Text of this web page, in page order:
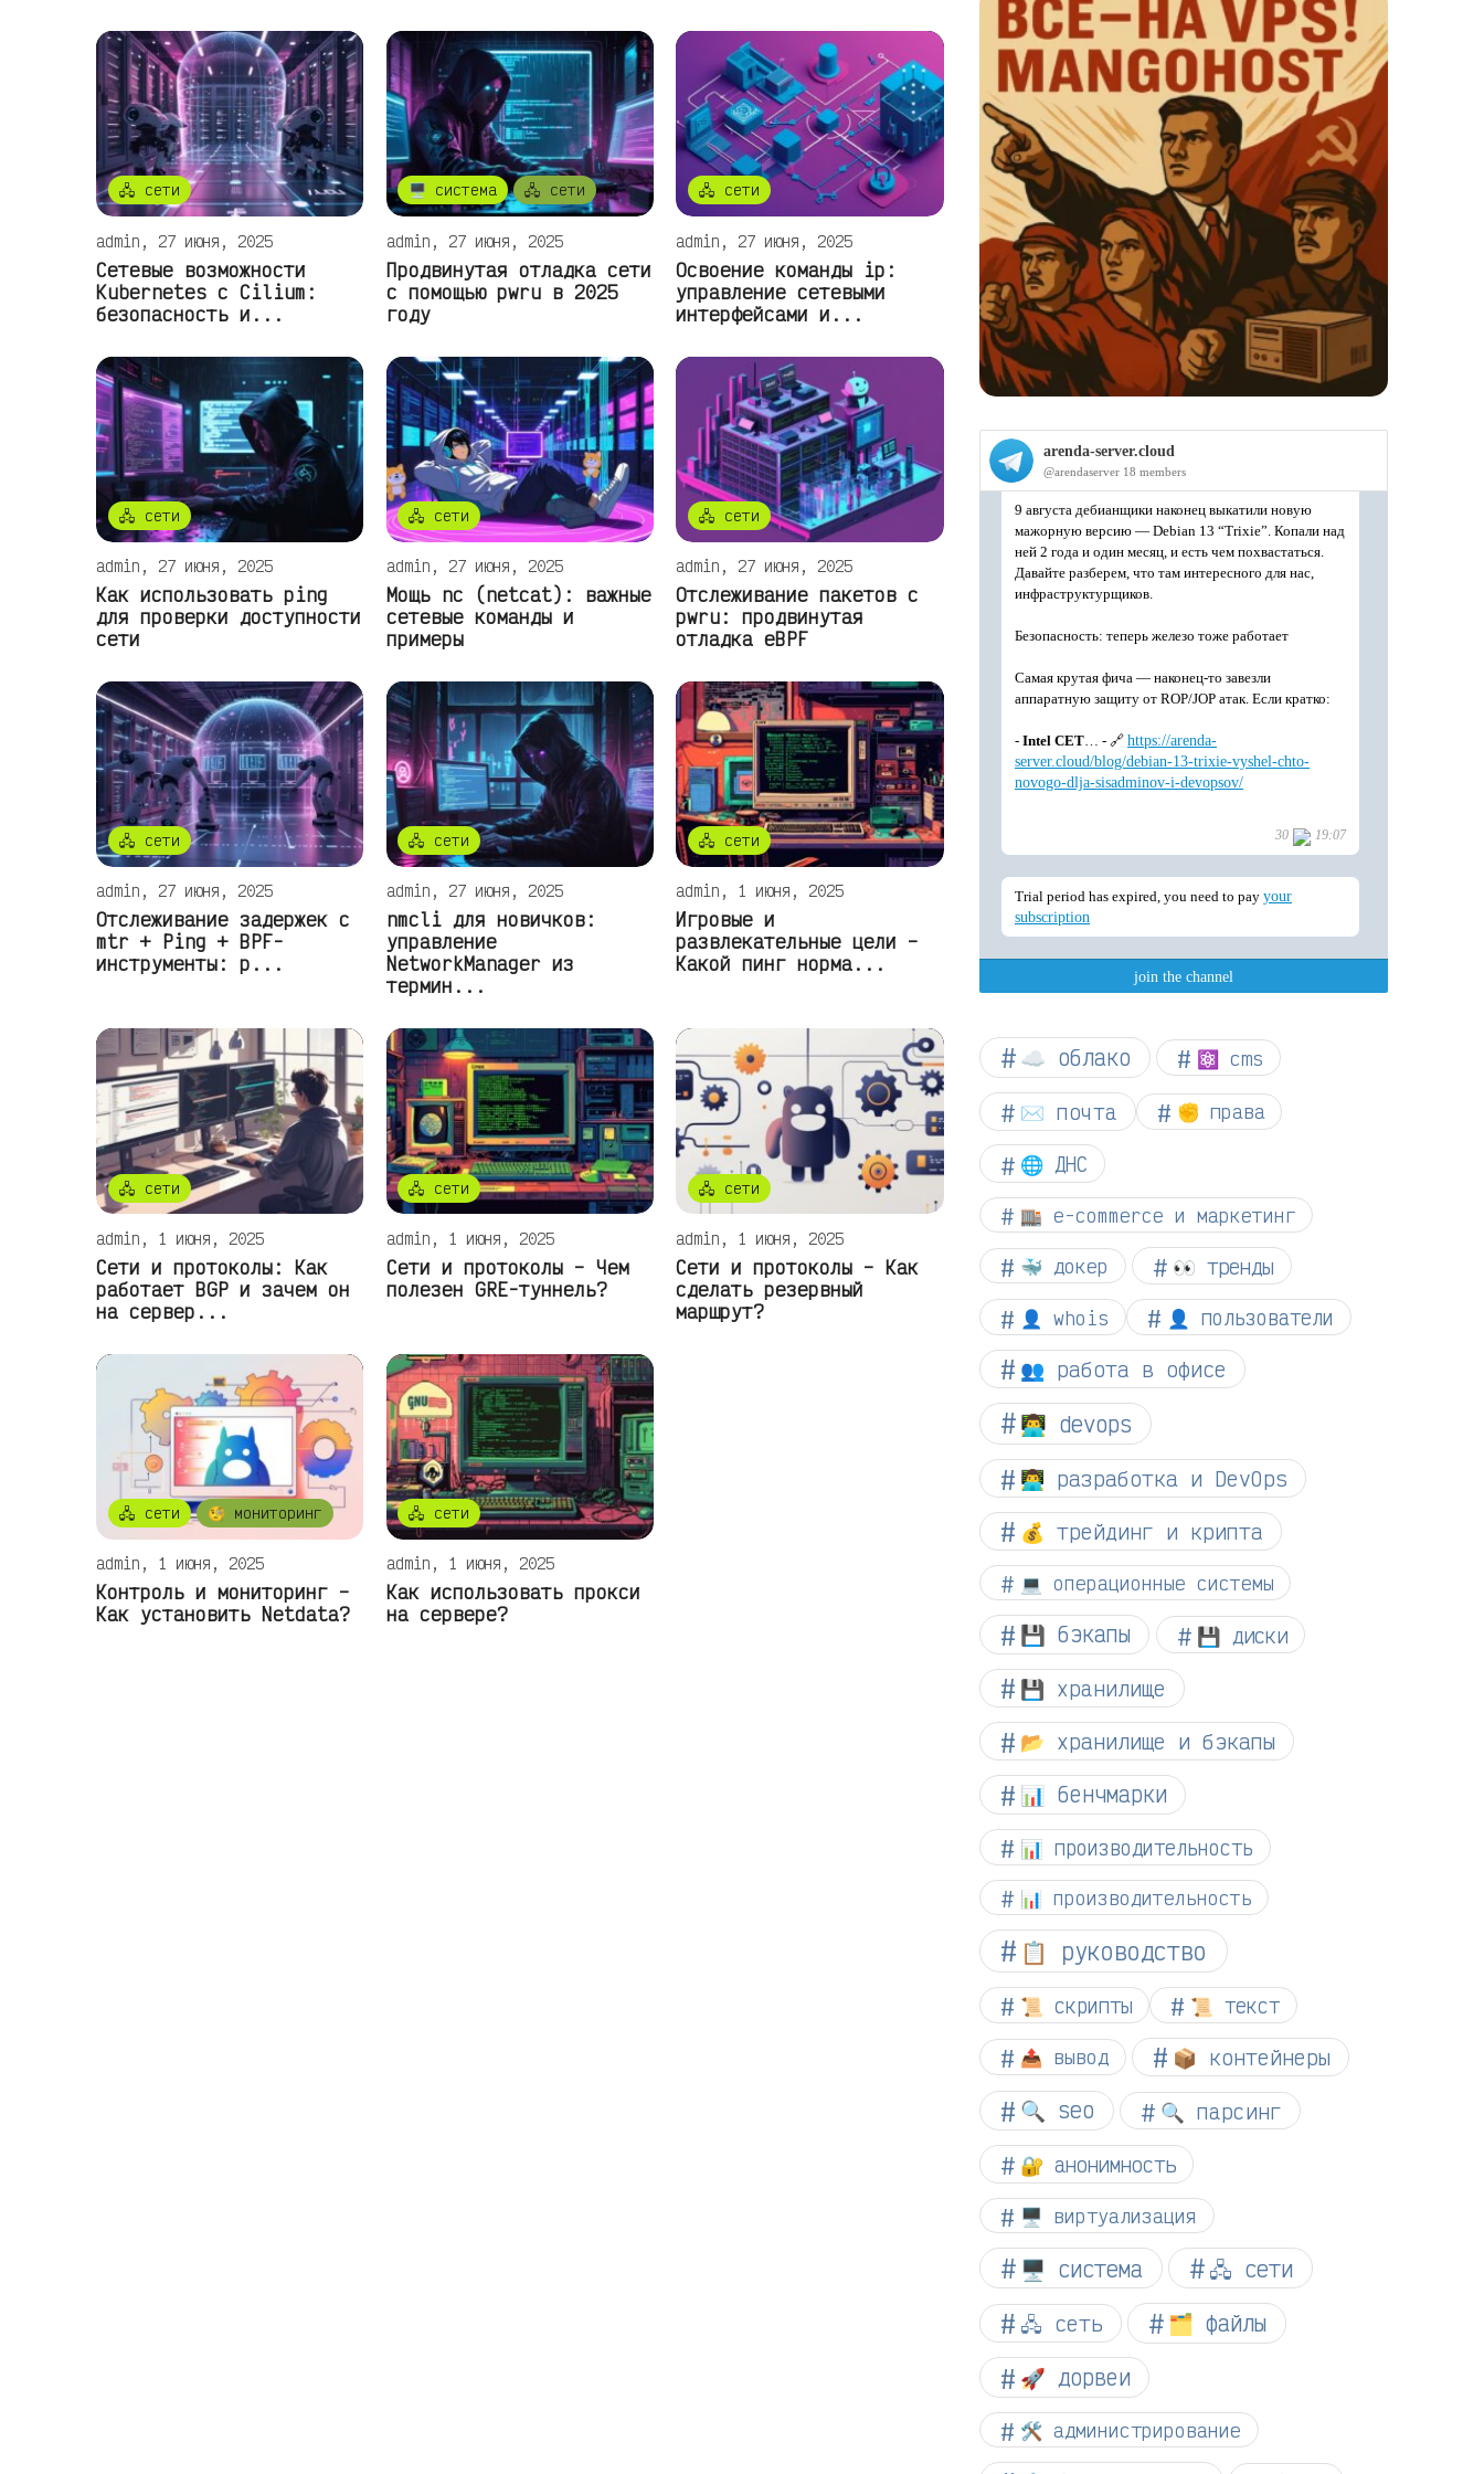
🖧 сети
admin, 27 июня, 2025
Сетевые возможности
Kubernetes с Cilium:
безопасность и...
🖥️ система 🖧 сети
admin, 27 июня, 2025
Продвинутая отладка сети
с помощью pwru в 2025
году
🖧 сети
admin, 27 июня, 2025
Освоение команды ip:
управление сетевыми
интерфейсами и...
🖧 сети
admin, 27 июня, 2025
Как использовать ping
для проверки доступности
сети
🖧 сети
admin, 27 июня, 2025
Мощь nc (netcat): важные
сетевые команды и
примеры
🖧 сети
admin, 27 июня, 2025
Отслеживание пакетов с
pwru: продвинутая
отладка eBPF
🖧 сети
admin, 27 июня, 2025
Отслеживание задержек с
mtr + Ping + BPF-
инструменты: р...
🖧 сети
admin, 27 июня, 2025
nmcli для новичков:
управление
NetworkManager из
термин...
🖧 сети
admin, 1 июня, 2025
Игровые и
развлекательные цели –
Какой пинг норма...
🖧 сети
admin, 1 июня, 2025
Сети и протоколы: Как
работает BGP и зачем он
на сервер...
🖧 сети
admin, 1 июня, 2025
Сети и протоколы – Чем
полезен GRE-туннель?
🖧 сети
admin, 1 июня, 2025
Сети и протоколы – Как
сделать резервный
маршрут?
🖧 сети 🧐 мониторинг
admin, 1 июня, 2025
Контроль и мониторинг –
Как установить Netdata?
🖧 сети
admin, 1 июня, 2025
Как использовать прокси
на сервере?
☁︎ облако ⚛ cms
✉️ почта ✊ права
🌐 ДНС
🏬 e-commerce и маркетинг
🐳 докер 👀 тренды
👤 whois 👤 пользователи
👥 работа в офисе
👨‍💻 devops
👨‍💻 разработка и DevOps
💰 трейдинг и крипта
💻 операционные системы
💾 бэкапы 💾 диски
💾 хранилище
📂 хранилище и бэкапы
📊 бенчмарки
📊 производительность
📊 производительность
📋 руководство
📜 скрипты 📜 текст
📤 вывод 📦 контейнеры
🔍 seo 🔍 парсинг
🔐 анонимность
🖥️ виртуализация
🖥️ система 🖧 сети
🖧 сеть 🗂️ файлы
🚀 дорвеи
🛠️ администрирование